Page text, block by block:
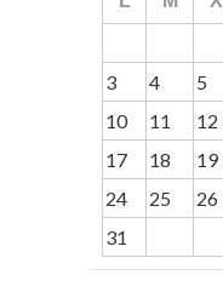
3
4 5
10
11 12
17
18 19
24
25 26
31